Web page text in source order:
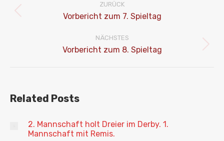
ZURÜCK
Vorheriger
Vorbericht zum 7. Spieltag
NÄCHSTES
Nächster
Vorbericht zum 8. Spieltag
Related Posts
2. Mannschaft holt Dreier im Derby. 1.
Mannschaft mit Remis.